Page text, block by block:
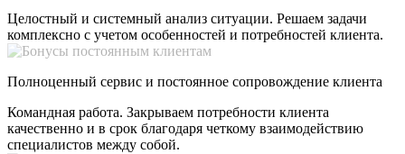
Целостный и системный анализ ситуации. Решаем задачи
комплексно с учетом особенностей и потребностей клиента.
Полноценный сервис и постоянное сопровождение клиента
Командная работа. Закрываем потребности клиента
качественно и в срок благодаря четкому взаимодействию
специалистов между собой.